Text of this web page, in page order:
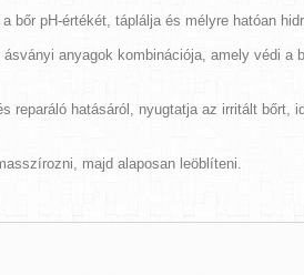
bőr pH-értékét, táplálja és mélyre hatóan
anyagok kombinációja, amely védi a
reparáló hatásáról, nyugtatja az irritált bőrt,
majd alaposan leöblíteni.